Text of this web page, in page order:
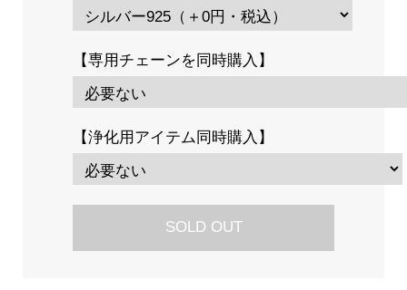
【専用チェーンを同時購入】
【浄化用アイテム同時購入】
SOLD OUT